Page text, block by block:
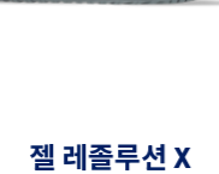
젤 레졸루션 X